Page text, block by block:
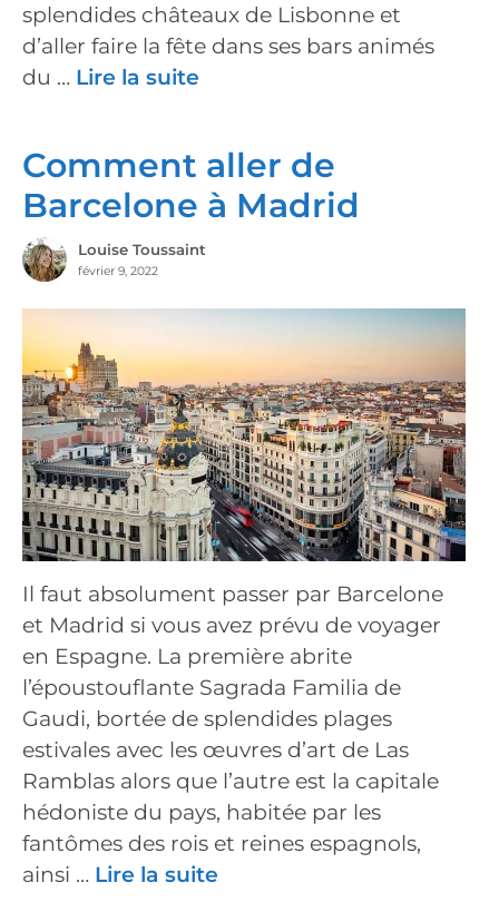
splendides châteaux de Lisbonne et
d’aller faire la fête dans ses bars animés
du … Lire la suite
Comment aller de
Barcelone à Madrid
Louise Toussaint
février 9, 2022
Il faut absolument passer par Barcelone
et Madrid si vous avez prévu de voyager
en Espagne. La première abrite
l’époustouflante Sagrada Familia de
Gaudi, bortée de splendides plages
estivales avec les œuvres d’art de Las
Ramblas alors que l’autre est la capitale
hédoniste du pays, habitée par les
fantômes des rois et reines espagnols,
ainsi … Lire la suite